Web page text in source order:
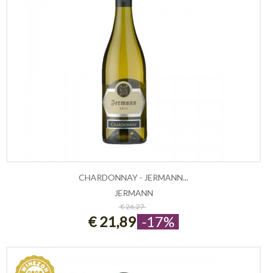
ESAURITO
CHARDONNAY - JERMANN...
JERMANN
€ 26,27
€ 21,89 -17%